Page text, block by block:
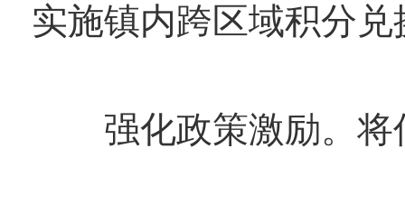
实施镇内跨区域积分兑
强化政策激励。将